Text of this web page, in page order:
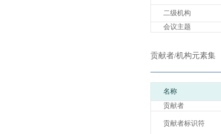
二级机构
会议主题
贡献者/机构元素集
名称
贡献者
贡献者标识符